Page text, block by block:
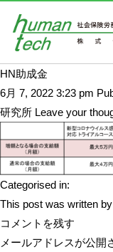
HN助成金
6月 7, 2022 3:23 pm
研究所 Leave your
Categorised in:
This post was written
コメントを残す
メールアドレスが公開